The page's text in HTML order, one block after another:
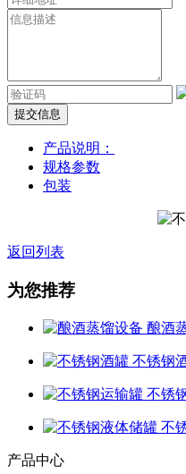
提交信息
产品说明：
规格参数
包装
返回列表
为您推荐
酿酒
不锈钢
不锈
不
产品中心